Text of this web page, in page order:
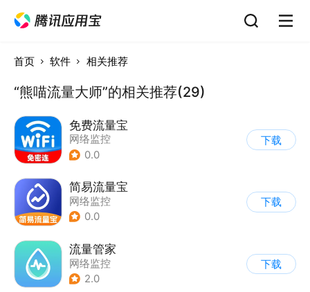
首页 软件 相关推荐
“熊喵流量大师”的相关推荐(29)
免费流量宝
网络监控
0.0
下载
简易流量宝
网络监控
0.0
下载
流量管家
网络监控
2.0
下载